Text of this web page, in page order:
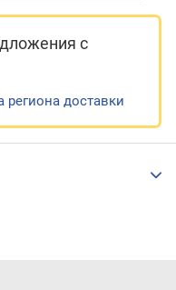
с
региона доставки